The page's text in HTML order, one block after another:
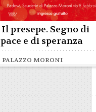
Il presepe. Segno di
pace e di speranza
PALAZZO MORONI